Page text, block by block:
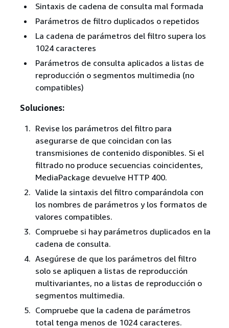
Sintaxis de cadena de consulta mal formada
Parámetros de filtro duplicados o repetidos
La cadena de parámetros del filtro supera los
1024 caracteres
Parámetros de consulta aplicados a listas de
reproducción o segmentos multimedia (no
compatibles)
Soluciones:
Revise los parámetros del filtro para
asegurarse de que coincidan con las
transmisiones de contenido disponibles. Si el
filtrado no produce secuencias coincidentes,
MediaPackage devuelve HTTP 400.
Valide la sintaxis del filtro comparándola con
los nombres de parámetros y los formatos de
valores compatibles.
Compruebe si hay parámetros duplicados en la
cadena de consulta.
Asegúrese de que los parámetros del filtro
solo se apliquen a listas de reproducción
multivariantes, no a listas de reproducción o
segmentos multimedia.
Compruebe que la cadena de parámetros
total tenga menos de 1024 caracteres.